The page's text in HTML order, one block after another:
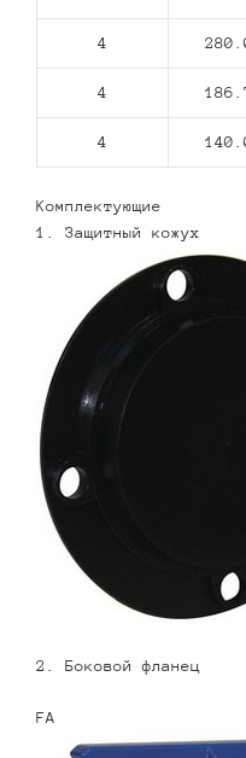
4
4
4
Комплектующие
1. Защитный кожух
2. Боковой фланец
FA